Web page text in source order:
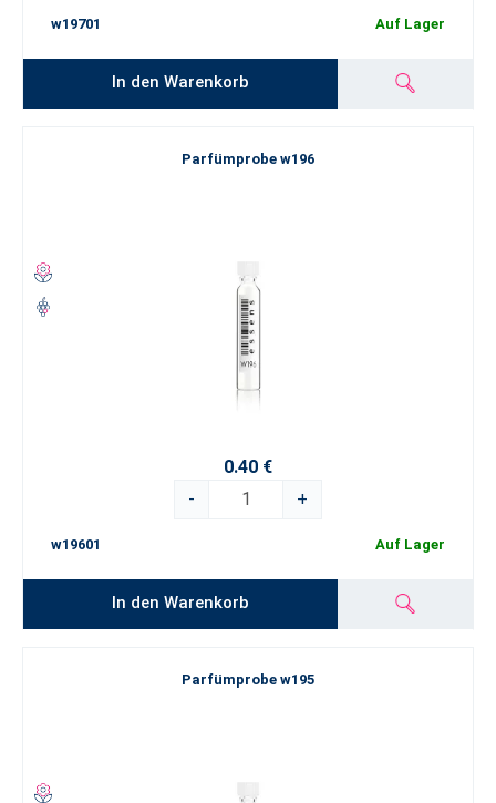
w19701 Auf Lager
In den Warenkorb
Parfümprobe w196
0.40 €
-
+
w19601 Auf Lager
In den Warenkorb
Parfümprobe w195